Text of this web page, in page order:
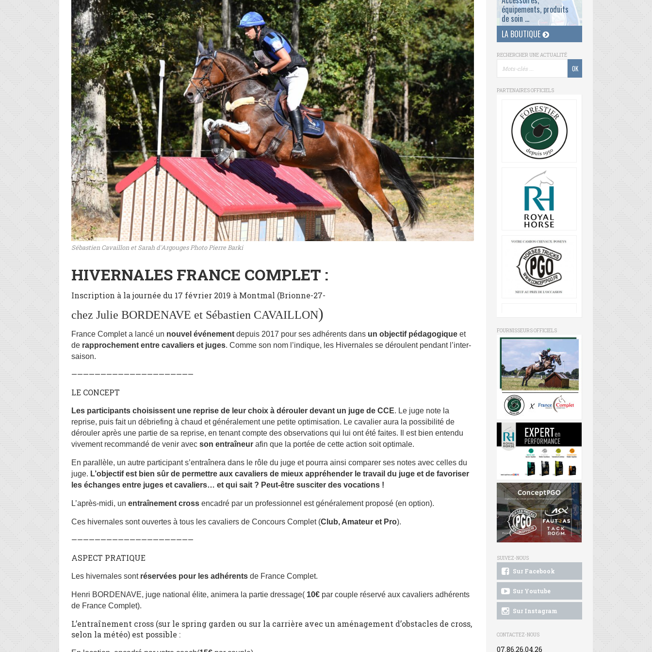
Sébastien Cavaillon et Sarah d'Argouges Photo Pierre Barki
HIVERNALES FRANCE COMPLET :
Inscription à la journée du 17 février 2019 à Montmal (Brionne-27-
chez Julie BORDENAVE et Sébastien CAVAILLON)
France Complet a lancé un nouvel événement depuis 2017 pour ses adhérents dans un objectif pédagogique et
de rapprochement entre cavaliers et juges. Comme son nom l’indique, les Hivernales se déroulent pendant l’inter-
saison.
—————————————————————
LE CONCEPT
Les participants choisissent une reprise de leur choix à dérouler devant un juge de CCE. Le juge note la
reprise, puis fait un débriefing à chaud et généralement une petite optimisation. Le cavalier aura la possibilité de
dérouler après une partie de sa reprise, en tenant compte des observations qui lui ont été faites. Il est bien entendu
vivement recommandé de venir avec son entraîneur afin que la portée de cette action soit optimale.
En parallèle, un autre participant s’entraînera dans le rôle du juge et pourra ainsi comparer ses notes avec celles du
juge. L’objectif est bien sûr de permettre aux cavaliers de mieux appréhender le travail du juge et de favoriser
les échanges entre juges et cavaliers… et qui sait ? Peut-être susciter des vocations !
L’après-midi, un entraînement cross encadré par un professionnel est généralement proposé (en option).
Ces hivernales sont ouvertes à tous les cavaliers de Concours Complet (Club, Amateur et Pro).
—————————————————————
ASPECT PRATIQUE
Les hivernales sont réservées pour les adhérents de France Complet.
Henri BORDENAVE, juge national élite, animera la partie dressage( 10€ par couple réservé aux cavaliers adhérents
de France Complet).
L’entraînement cross (sur le spring garden ou sur la carrière avec un aménagement d’obstacles de cross,
selon la météo) est possible :
équipements, produits
de soin ...
LA BOUTIQUE
RECHERCHER UNE ACTUALITÉ
PARTENAIRES OFFICIELS
FOURNISSEURS OFFICIELS
SUIVEZ-NOUS
Sur Facebook
Sur Youtube
Sur Instagram
CONTACTEZ-NOUS
07.86.26.04.26